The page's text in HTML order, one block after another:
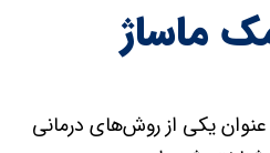
ماساژ
یکی از روش‌های درمانی